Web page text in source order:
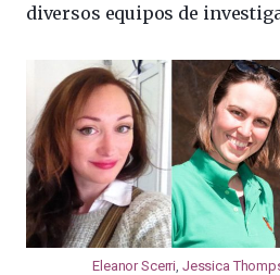
diversos equipos de
Eleanor Scerri ,Jessica